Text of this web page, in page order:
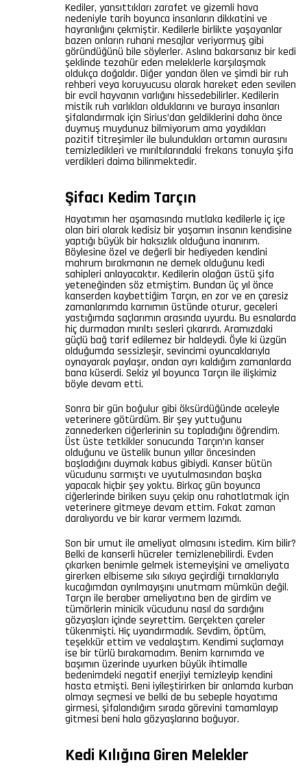
Kediler, yansıttıkları zarafet ve gizemli hava
nedeniyle tarih boyunca insanların dikkatini ve
hayranlığını çekmiştir. Kedilerle birlikte yaşayanlar
bazen onların ruhani mesajlar veriyormuş gibi
göründüğünü bile söylerler. Aslına bakarsanız bir kedi
şeklinde tezahür eden meleklerle karşılaşmak
oldukça doğaldır. Diğer yandan ölen ve şimdi bir ruh
rehberi veya koruyucusu olarak hareket eden sevilen
bir evcil hayvanın varlığını hissedebilirler. Kedilerin
mistik ruh varlıkları olduklarını ve buraya insanları
şifalandırmak için Sirius’dan geldiklerini daha önce
duymuş muydunuz bilmiyorum ama yaydıkları
pozitif titreşimler ile bulundukları ortamın aurasını
temizledikleri ve mırıltılarındaki frekans tonuyla şifa
verdikleri daima bilinmektedir.
Şifacı Kedim Tarçın
Hayatımın her aşamasında mutlaka kedilerle iç içe
olan biri olarak kedisiz bir yaşamın insanın kendisine
yaptığı büyük bir haksızlık olduğuna inanırım.
Böylesine özel ve değerli bir hediyeden kendini
mahrum bırakmanın ne demek olduğunu kedi
sahipleri anlayacaktır. Kedilerin olağan üstü şifa
yeteneğinden söz etmiştim. Bundan üç yıl önce
kanserden kaybettiğim Tarçın, en zor ve en çaresiz
zamanlarımda karnımın üstünde oturur, geceleri
yastığımda saçlarımın arasında uyurdu. Bu esnalarda
hiç durmadan mırıltı sesleri çıkarırdı. Aramızdaki
güçlü bağ tarif edilemez bir haldeydi. Öyle ki üzgün
olduğumda sessizleşir, sevincimi oyuncaklarıyla
oynayarak paylaşır, ondan ayrı kaldığım zamanlarda
bana küserdi. Sekiz yıl boyunca Tarçın ile ilişkimiz
böyle devam etti.
Sonra bir gün boğulur gibi öksürdüğünde aceleyle
veterinere götürdüm. Bir şey yuttuğunu
zannederken ciğerlerinin su topladığını öğrendim.
Üst üste tetkikler sonucunda Tarçın’ın kanser
olduğunu ve üstelik bunun yıllar öncesinden
başladığını duymak kabus gibiydi. Kanser bütün
vücudunu sarmıştı ve uyutulmasından başka
yapacak hiçbir şey yoktu. Birkaç gün boyunca
ciğerlerinde biriken suyu çekip onu rahatlatmak için
veterinere gitmeye devam ettim. Fakat zaman
daralıyordu ve bir karar vermem lazımdı.
Son bir umut ile ameliyat olmasını istedim. Kim bilir?
Belki de kanserli hücreler temizlenebilirdi. Evden
çıkarken benimle gelmek istemeyişini ve ameliyata
girerken elbiseme sıkı sıkıya geçirdiği tırnaklarıyla
kucağımdan ayrılmayışını unutmam mümkün değil.
Tarçın ile beraber ameliyatına ben de girdim ve
tümörlerin minicik vücudunu nasıl da sardığını
gözyaşları içinde seyrettim. Gerçekten çareler
tükenmişti. Hiç uyandırmadık. Sevdim, öptüm,
teşekkür ettim ve vedalaştım. Kendimi suçlamayı
ise bir türlü bırakamadım. Benim karnımda ve
başımın üzerinde uyurken büyük ihtimalle
bedenimdeki negatif enerjiyi temizleyip kendini
hasta etmişti. Beni iyileştirirken bir anlamda kurban
olmayı seçmesi ve belki de bu sebeple hayatıma
girmesi, şifalandığım sırada görevini tamamlayıp
gitmesi beni hala gözyaşlarına boğuyor.
Kedi Kılığına Giren Melekler